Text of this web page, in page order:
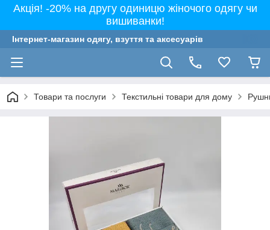
Акція! -20% на другу одиницю жіночого одягу чи
вишиванки!
Інтернет-магазин одягу, взуття та аксесуарів
Товари та послуги Текстильні товари для дому